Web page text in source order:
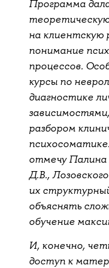
Программа
теоретическую
на клиентскую
понимание
процессов.
курсы по
диагностике
разбором
отмечу
Д.В.,
их
объяснять
обучение
И, конечно,
доступ к